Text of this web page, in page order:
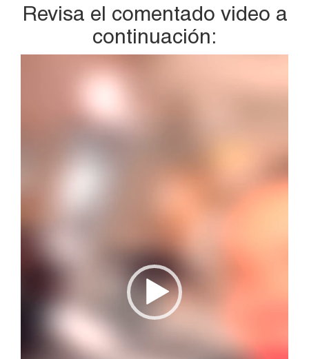
Revisa el comentado video a
continuación: